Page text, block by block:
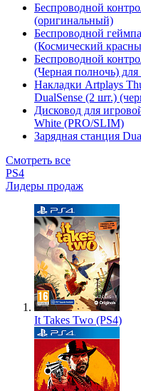
Беспроводной
(оригинальный)
Беспроводной
(Космический
Беспроводной
(Черная полночь) для
Накладки Artplays
DualSense (2 шт.)
Дисковод для
White (PRO/SLIM)
Зарядная станция
Смотреть все
PS4
Лидеры продаж
It Takes Two (PS4)